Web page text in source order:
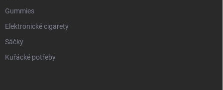
Gummies
Elektronické cigarety
Sáčky
Kuřácké potřeby